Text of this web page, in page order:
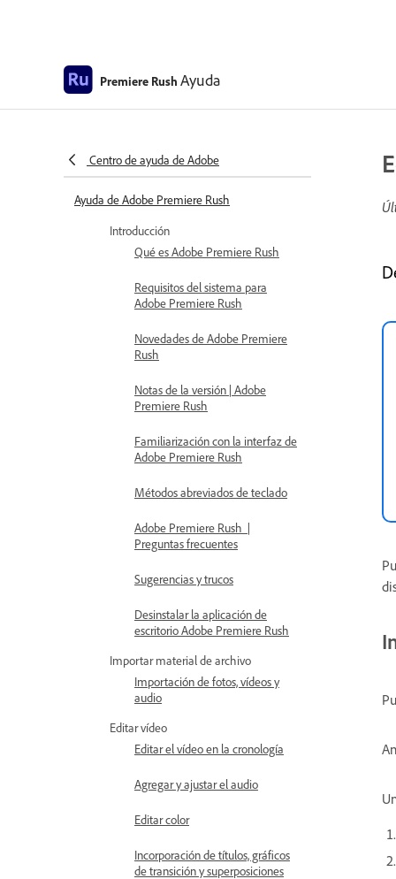
Premiere Rush Ayuda
Centro de ayuda de Adobe
Ayuda de Adobe Premiere Rush
Introducción
Qué es Adobe Premiere Rush
Requisitos del sistema para
Adobe Premiere Rush
Novedades de Adobe Premiere
Rush
Notas de la versión | Adobe
Premiere Rush
Familiarización con la interfaz de
Adobe Premiere Rush
Métodos abreviados de teclado
Adobe Premiere Rush |
Preguntas frecuentes
Sugerencias y trucos
Desinstalar la aplicación de
escritorio Adobe Premiere Rush
Importar material de archivo
Importación de fotos, vídeos y
audio
Editar vídeo
Editar el vídeo en la cronología
Agregar y ajustar el audio
Editar color
Incorporación de títulos, gráficos
de transición y superposiciones